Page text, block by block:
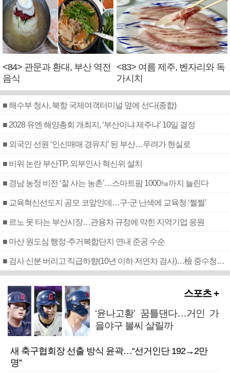
<84> 관문과 환대, 부산 역전
음식
<83> 여름 제주, 벤자리와 독
가시치
■ 해수부 청사, 북항 국제여객터미널 옆에 선다(종합)
■ 2028 유엔 해양총회 개최지, ‘부산이냐 제주냐’ 10일 결정
■ 외국인 선원 ‘인신매매 경유지’ 된 부산…우려가 현실로
■ 비위 논란 부산TP, 외부인사 혁신위 설치
■ 경남 농정 비전 ‘잘 사는 농촌’…스마트팜 1000㏊까지 늘린다
■ 교육혁신선도지 공모 코앞인데…구·군 난색에 교육청 ‘쩔쩔’
■ 르노 못 타는 부산시장…관용차 규정에 막힌 지역기업 응원
■ 마산 원도심 행정·주거복합단지 연내 준공 수순
■ 검사 신분 버리고 직급하향(10년 이하 저연차 검사)…檢 중수청행 기피
스포츠 +
‘윤나고황’ 꿈틀댄다…거인 가
을야구 불씨 살릴까
새 축구협회장 선출 방식 윤곽…“선거인단 192→2만
명”